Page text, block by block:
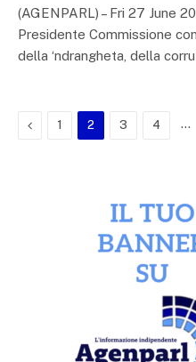
(AGENPARL) – Fri 27 June
Presidente Commissione
della ‘ndrangheta, della
Previous
1 2 3 4 …